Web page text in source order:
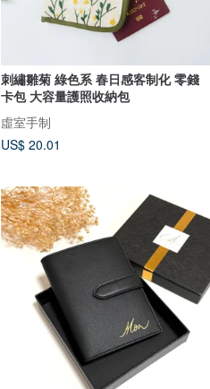
刺繡雛菊 綠色系 春日感客制化 零錢
卡包 大容量護照收納包
虛室手制
US$ 20.01